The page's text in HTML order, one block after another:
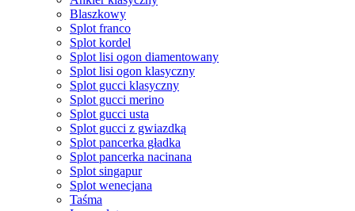
Blaszkowy
Splot franco
Splot kordel
Splot lisi ogon diamentowany
Splot lisi ogon klasyczny
Splot gucci klasyczny
Splot gucci merino
Splot gucci usta
Splot gucci z gwiazdką
Splot pancerka gładka
Splot pancerka nacinana
Splot singapur
Splot wenecjana
Taśma